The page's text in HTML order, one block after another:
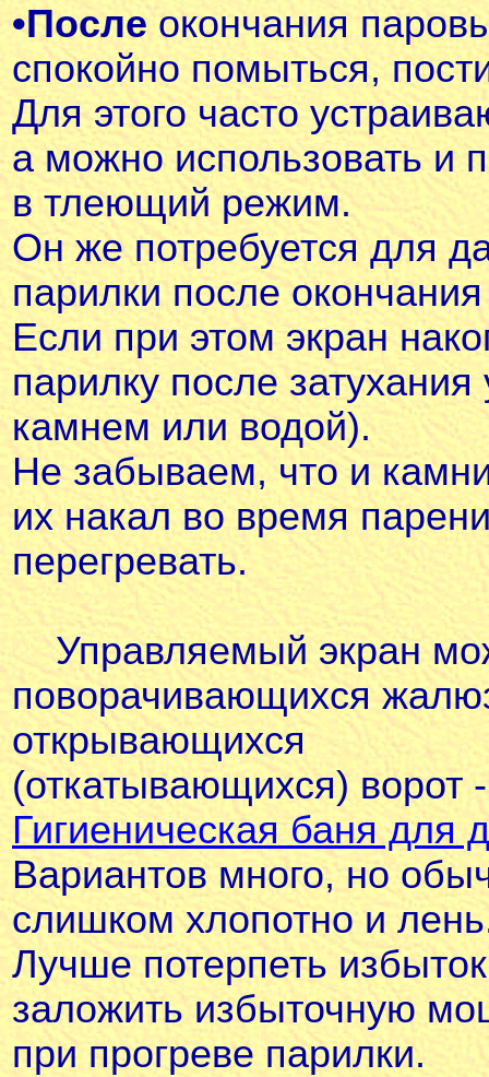
•После окончания
спокойно помыться,
Для этого часто
а можно использовать и
в тлеющий режим.
Он же потребуется для
парилки после
Если при этом экран
парилку после
камнем или водой).
Не забываем, что и
их накал во время
перегревать.
Управляемый экран
поворачивающихся
открывающихся
(откатывающихся) ворот
Гигиеническая баня для
Вариантов много, но
слишком хлопотно и
Лучше потерпеть
заложить избыточную
при прогреве парилки.